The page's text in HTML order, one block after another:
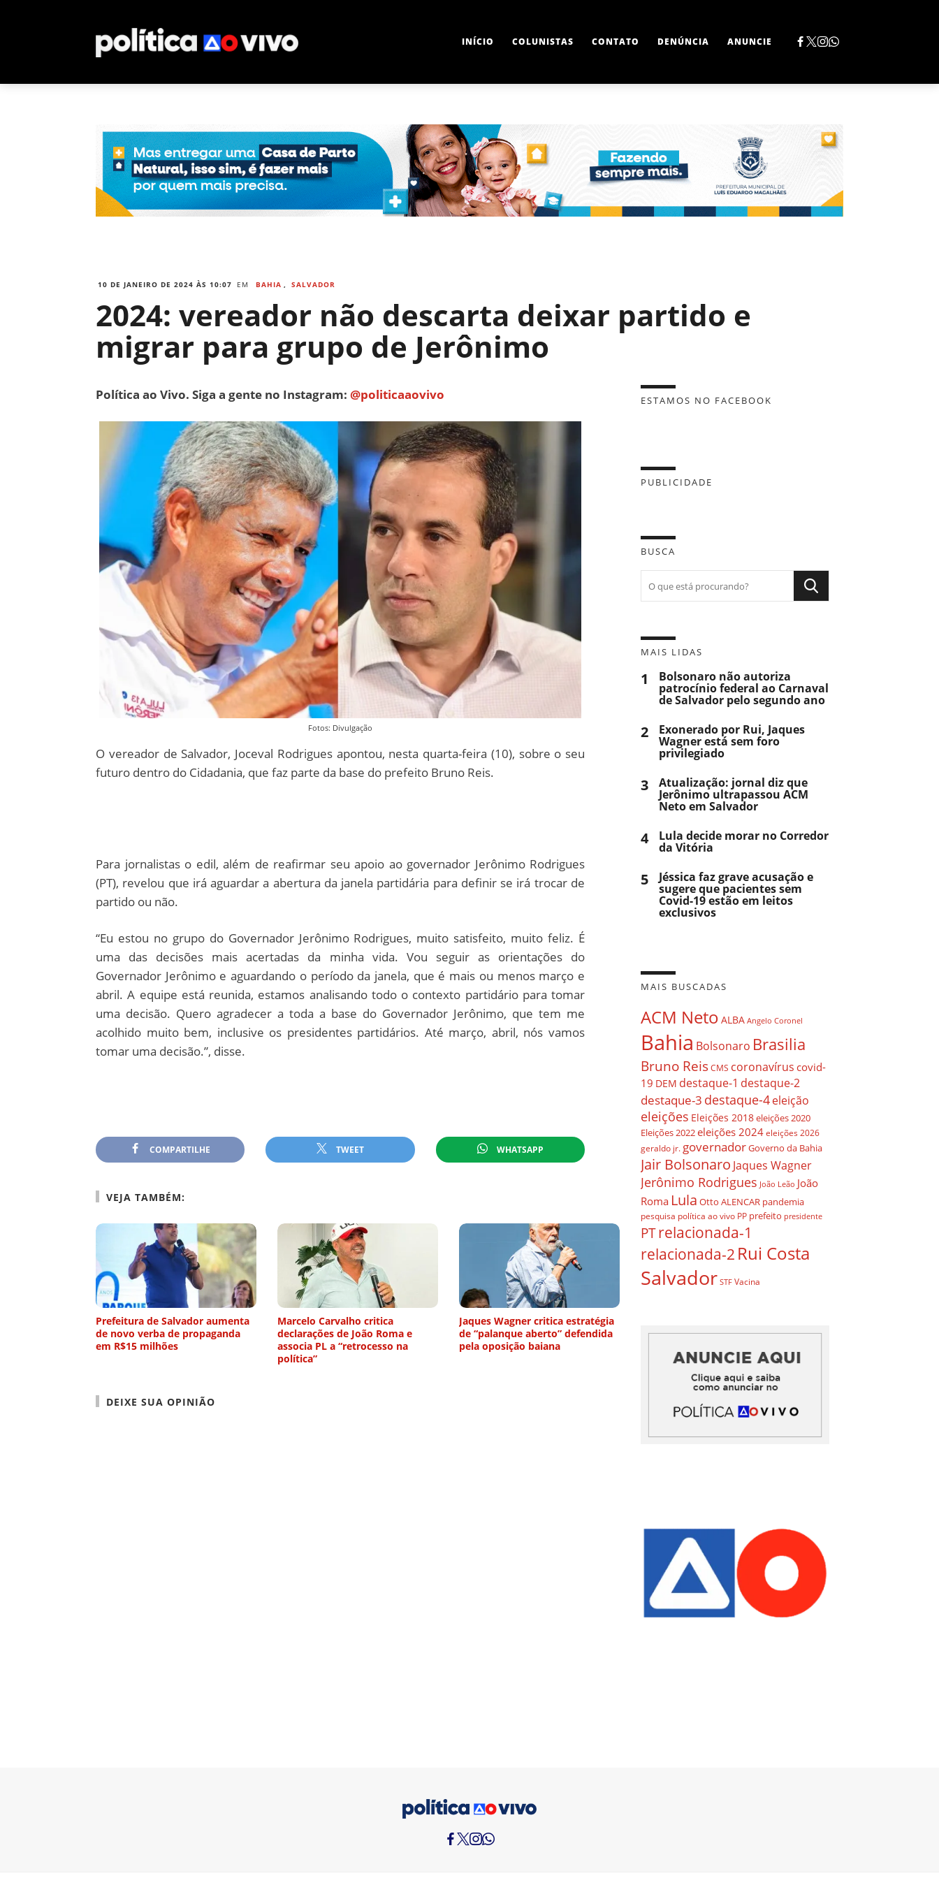
INÍCIO COLUNISTAS CONTATO DENÚNCIA ANUNCIE
10 DE JANEIRO DE 2024 ÀS 10:07 EM BAHIA , SALVADOR
2024: vereador não descarta deixar partido e
migrar para grupo de Jerônimo
Política ao Vivo. Siga a gente no Instagram: @politicaaovivo
Fotos: Divulgação
O vereador de Salvador, Joceval Rodrigues apontou, nesta quarta-feira (10), sobre o seu
futuro dentro do Cidadania, que faz parte da base do prefeito Bruno Reis.
Para jornalistas o edil, além de reafirmar seu apoio ao governador Jerônimo Rodrigues
(PT), revelou que irá aguardar a abertura da janela partidária para definir se irá trocar de
partido ou não.
“Eu estou no grupo do Governador Jerônimo Rodrigues, muito satisfeito, muito feliz. É
uma das decisões mais acertadas da minha vida. Vou seguir as orientações do
Governador Jerônimo e aguardando o período da janela, que é mais ou menos março e
abril. A equipe está reunida, estamos analisando todo o contexto partidário para tomar
uma decisão. Quero agradecer a toda a base do Governador Jerônimo, que tem me
acolhido muito bem, inclusive os presidentes partidários. Até março, abril, nós vamos
tomar uma decisão.”, disse.
COMPARTILHE TWEET WHATSAPP
VEJA TAMBÉM:
Prefeitura de Salvador aumenta
de novo verba de propaganda
em R$15 milhões
Marcelo Carvalho critica
declarações de João Roma e
associa PL a “retrocesso na
política”
Jaques Wagner critica estratégia
de “palanque aberto” defendida
pela oposição baiana
DEIXE SUA OPINIÃO
ESTAMOS NO FACEBOOK
PUBLICIDADE
BUSCA
MAIS LIDAS
1 Bolsonaro não autoriza
patrocínio federal ao Carnaval
de Salvador pelo segundo ano
2 Exonerado por Rui, Jaques
Wagner está sem foro
privilegiado
3 Atualização: jornal diz que
Jerônimo ultrapassou ACM
Neto em Salvador
4 Lula decide morar no Corredor
da Vitória
5 Jéssica faz grave acusação e
sugere que pacientes sem
Covid-19 estão em leitos
exclusivos
MAIS BUSCADAS
ACM Neto ALBA Angelo Coronel
Bahia Bolsonaro Brasilia
Bruno ReisCMS coronavírus covid-
19 DEM destaque-1 destaque-2
destaque-3 destaque-4eleição
eleições Eleições 2018eleições 2020
Eleições 2022eleições 2024 eleições 2026
geraldo jr. governadorGoverno da Bahia
Jair Bolsonaro Jaques Wagner
Jerônimo Rodrigues João Leão João
Roma Lula Otto ALENCAR pandemia
pesquisa política ao vivo PP prefeito presidente
PTrelacionada-1
relacionada-2 Rui Costa
Salvador STF Vacina